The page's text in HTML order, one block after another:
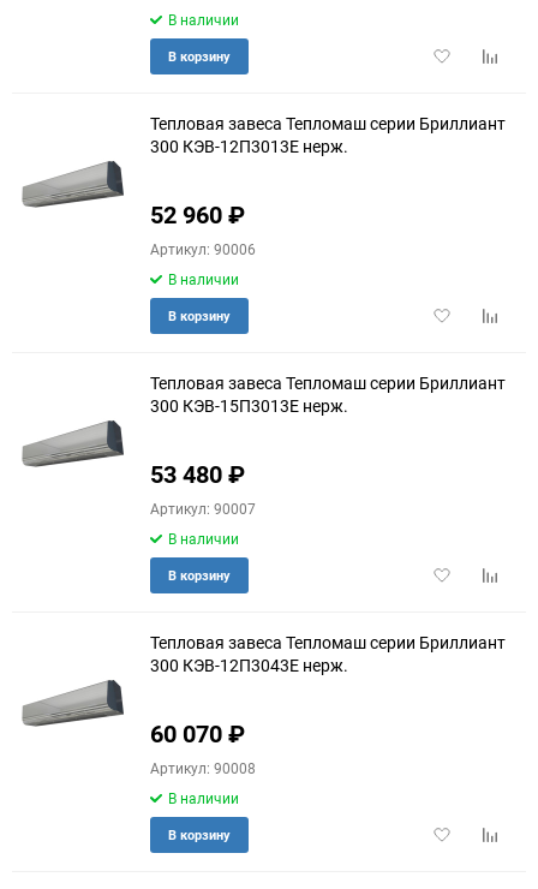
В наличии
Добавить
В корзину
Тепловая завеса Тепломаш серии Бриллиант
300 КЭВ-12П3013E нерж.
52 960₽
Артикул: 90006
В наличии
Добавить
В корзину
Тепловая завеса Тепломаш серии Бриллиант
300 КЭВ-15П3013E нерж.
53 480₽
Артикул: 90007
В наличии
Добавить
В корзину
Тепловая завеса Тепломаш серии Бриллиант
300 КЭВ-12П3043E нерж.
60 070₽
Артикул: 90008
В наличии
Добавить
В корзину